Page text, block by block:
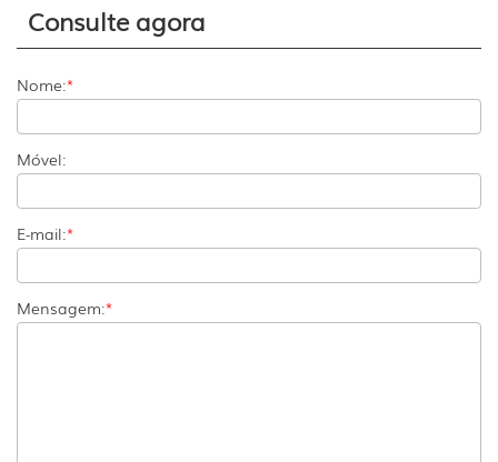
Consulte agora
Nome:*
Móvel:
E-mail:*
Mensagem:*